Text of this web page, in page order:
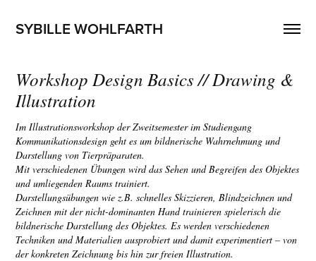
SYBILLE WOHLFARTH
Workshop Design Basics // Drawing &
Illustration
Im Illustrationsworkshop der Zweitsemester im Studiengang
Kommunikationsdesign geht es um bildnerische Wahrnehmung und
Darstellung von Tierpräparaten.
Mit verschiedenen Übungen wird das Sehen und Begreifen des Objektes
und umliegenden Raums trainiert.
Darstellungsübungen wie z.B. schnelles Skizzieren, Blindzeichnen und
Zeichnen mit der nicht-dominanten Hand trainieren spielerisch die
bildnerische Darstellung des Objektes. Es werden verschiedenen
Techniken und Materialien ausprobiert und damit experimentiert – von
der konkreten Zeichnung bis hin zur freien Illustration.